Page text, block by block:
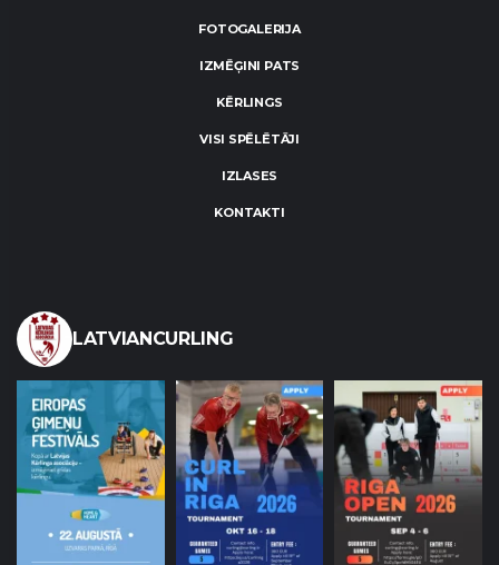
FOTOGALERIJA
IZMĒĢINI PATS
KĒRLINGS
VISI SPĒLĒTĀJI
IZLASES
KONTAKTI
LATVIANCURLING